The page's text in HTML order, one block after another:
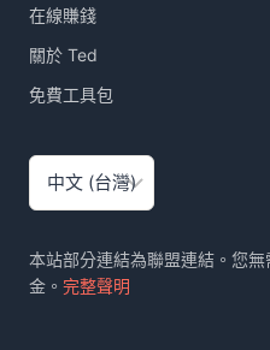
在線賺錢
關於 Ted
免費工具包
選
言
本站部分連結為聯盟連結。您
金。 完整聲明